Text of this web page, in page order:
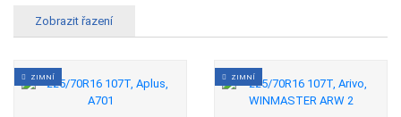
ZIMNÍ ZIMNÍ